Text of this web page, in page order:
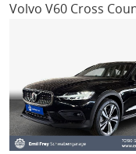
Volvo V60 Cross